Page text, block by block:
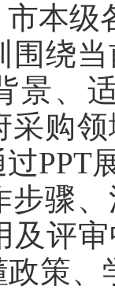
本级
当
景、
采购
PPT
步骤
及评
策